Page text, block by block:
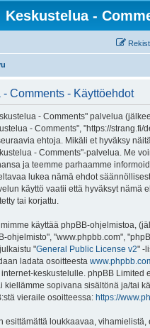
Keskustelua -
- Comments - Käyttöehdot
- Comments" palvelua
- Comments", "https://strang.fi/
ehtoja. Mikäli et hyväksy
- Comments"-palvelua. Me
ja teemme parhaamme
lukea nämä ehdot
käyttö vaatii että hyväksyt nämä
tai korjattu.
käyttää phpBB-ohjelmistoa,
ohjelmisto", "www.phpbb.com",
"General Public License v2" -
ladata osoitteesta
keskustelulle. phpBB Limited
kiellämme sopivana sisältönä ja/tai
vieraile osoitteessa: https://
esittämättä loukkaavaa, vihamielistä,